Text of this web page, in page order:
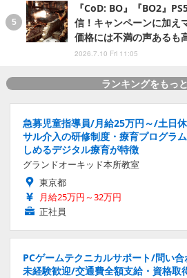
『CoD: BO』『BO2』
信！キャンペーンに加
価格には不満の声あるも
2026.7.10 Fri 11:05
ランキングをもっ
急募児童指導員/月給25万円～/土日
サル介入の研修制度・療育プログラ
しめるデジタル療育が特徴
グランドオーキッド本所教室
東京都
月給25万円～32万円
正社員
PCゲームテクニカルサポート/問い
未経験歓迎/交通費全額支給・資格取